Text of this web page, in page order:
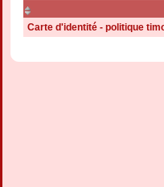
Carte d'identité - politique